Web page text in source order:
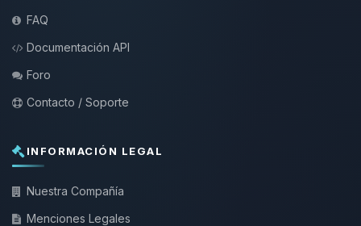
FAQ
Documentación API
Foro
Contacto / Soporte
INFORMACIÓN LEGAL
Nuestra Compañía
Menciones Legales